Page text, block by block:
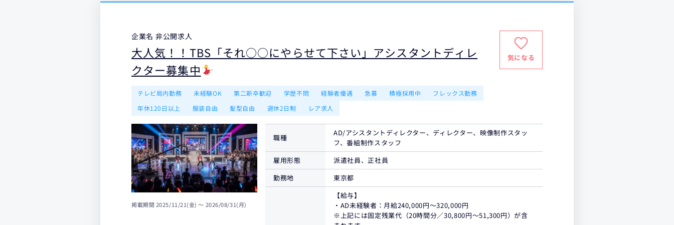
掲載期間 2025/11/21(金) 〜 2026/08/31(月)
企業名 非公開求人
大人気！！TBS「それ○○にやらせて下さい」アシスタントディレ
クター募集中
テレビ局内勤務 未経験OK 第二新卒歓迎 学歴不問 経験者優遇 急募 積極採用中
フレックス勤務
年休120日以上
服装自由 髪型自由 週休2日制 レア求人
気になる
職種
AD/アシスタントディレクター、ディレクター、映像制作スタッ
フ、番組制作スタッフ
雇用形態
派遣社員、正社員
勤務地
東京都
【給与】
・AD未経験者：月給240,000円〜320,000円
※上記には固定残業代（20時間分／30,800円～51,300円）が含